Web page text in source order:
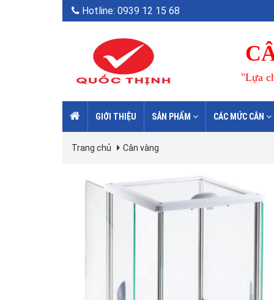
Hotline: 0939 12 15 68
"Lựa
GIỚI THIỆU SẢN PHẨM CÁC MỨC CÂN
Trang chủ Cân vàng